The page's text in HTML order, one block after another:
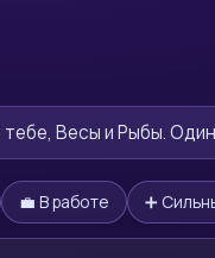
Весы и Рыбы.
💼 В работе ➕